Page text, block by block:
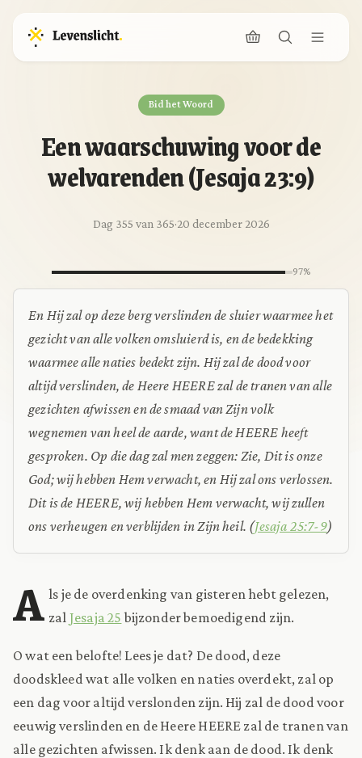
Bid het Woord
Een waarschuwing voor de
welvarenden (Jesaja 23:9)
Dag 355 van 365·20 december 2026
97%
En Hij zal op deze berg verslinden de sluier waarmee het
gezicht van alle volken omsluierd is, en de bedekking
waarmee alle naties bedekt zijn. Hij zal de dood voor
altijd verslinden, de Heere HEERE zal de tranen van alle
gezichten afwissen en de smaad van Zijn volk
wegnemen van heel de aarde, want de HEERE heeft
gesproken. Op die dag zal men zeggen: Zie, Dit is onze
God; wij hebben Hem verwacht, en Hij zal ons verlossen.
Dit is de HEERE, wij hebben Hem verwacht, wij zullen
ons verheugen en verblijden in Zijn heil. (Jesaja 25:7-9)
A ls je de overdenking van gisteren hebt gelezen,
zal Jesaja 25 bijzonder bemoedigend zijn.
O wat een belofte! Lees je dat? De dood, deze
doodskleed wat alle volken en naties overdekt, zal op
een dag voor altijd verslonden zijn. Hij zal de dood voor
eeuwig verslinden en de Heere HEERE zal de tranen van
alle gezichten afwissen. Ik denk aan de dood. Ik denk